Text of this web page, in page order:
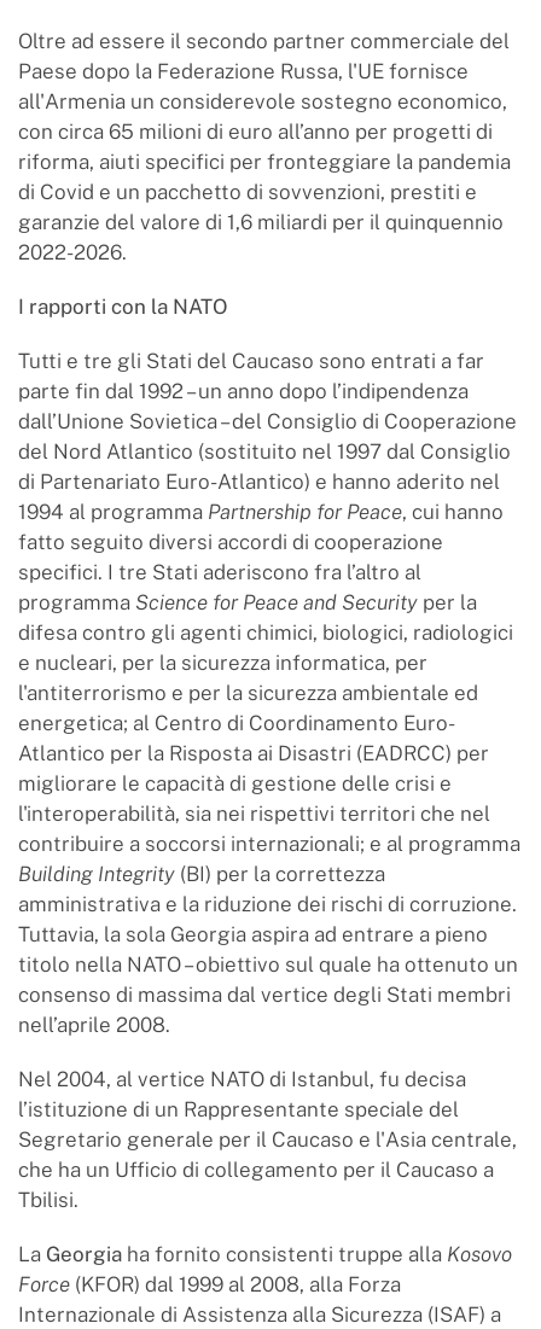
Oltre ad essere il secondo partner commerciale del
Paese dopo la Federazione Russa, l'UE fornisce
all'Armenia un considerevole sostegno economico,
con circa 65 milioni di euro all’anno per progetti di
riforma, aiuti specifici per fronteggiare la pandemia
di Covid e un pacchetto di sovvenzioni, prestiti e
garanzie del valore di 1,6 miliardi per il quinquennio
2022-2026.
I rapporti con la NATO
Tutti e tre gli Stati del Caucaso sono entrati a far
parte fin dal 1992 – un anno dopo l’indipendenza
dall’Unione Sovietica – del Consiglio di Cooperazione
del Nord Atlantico (sostituito nel 1997 dal Consiglio
di Partenariato Euro-Atlantico) e hanno aderito nel
1994 al programma Partnership for Peace, cui hanno
fatto seguito diversi accordi di cooperazione
specifici. I tre Stati aderiscono fra l’altro al
programma Science for Peace and Security per la
difesa contro gli agenti chimici, biologici, radiologici
e nucleari, per la sicurezza informatica, per
l'antiterrorismo e per la sicurezza ambientale ed
energetica; al Centro di Coordinamento Euro-
Atlantico per la Risposta ai Disastri (EADRCC) per
migliorare le capacità di gestione delle crisi e
l'interoperabilità, sia nei rispettivi territori che nel
contribuire a soccorsi internazionali; e al programma
Building Integrity (BI) per la correttezza
amministrativa e la riduzione dei rischi di corruzione.
Tuttavia, la sola Georgia aspira ad entrare a pieno
titolo nella NATO – obiettivo sul quale ha ottenuto un
consenso di massima dal vertice degli Stati membri
nell’aprile 2008.
Nel 2004, al vertice NATO di Istanbul, fu decisa
l’istituzione di un Rappresentante speciale del
Segretario generale per il Caucaso e l'Asia centrale,
che ha un Ufficio di collegamento per il Caucaso a
Tbilisi.
La Georgia ha fornito consistenti truppe alla Kosovo
Force (KFOR) dal 1999 al 2008, alla Forza
Internazionale di Assistenza alla Sicurezza (ISAF) a